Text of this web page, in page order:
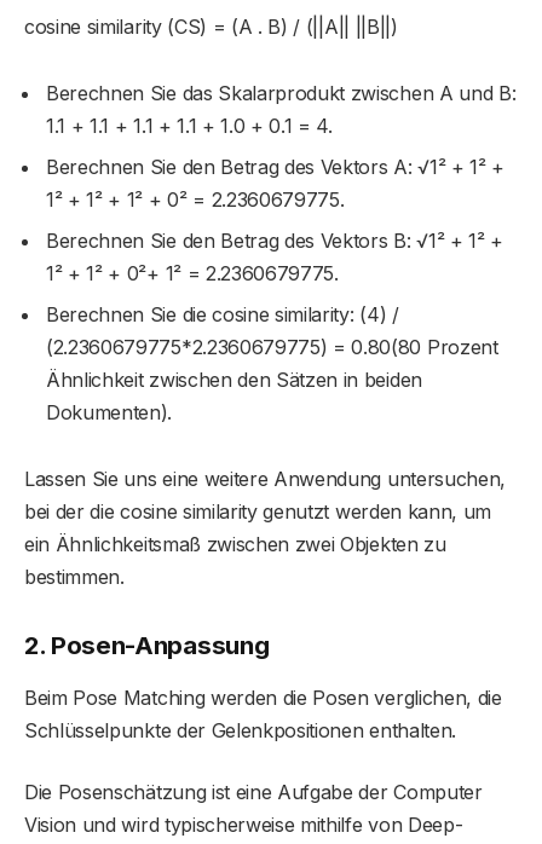
cosine similarity (CS) = (A . B) / (||A|| ||B||)
Berechnen Sie das Skalarprodukt zwischen A und B:
1.1 + 1.1 + 1.1 + 1.1 + 1.0 + 0.1 = 4.
Berechnen Sie den Betrag des Vektors A: √1² + 1² +
1² + 1² + 1² + 0² = 2.2360679775.
Berechnen Sie den Betrag des Vektors B: √1² + 1² +
1² + 1² + 0²+ 1² = 2.2360679775.
Berechnen Sie die cosine similarity: (4) /
(2.2360679775*2.2360679775) = 0.80(80 Prozent
Ähnlichkeit zwischen den Sätzen in beiden
Dokumenten).
Lassen Sie uns eine weitere Anwendung untersuchen,
bei der die cosine similarity genutzt werden kann, um
ein Ähnlichkeitsmaß zwischen zwei Objekten zu
bestimmen.
2. Posen-Anpassung
Beim Pose Matching werden die Posen verglichen, die
Schlüsselpunkte der Gelenkpositionen enthalten.
Die Posenschätzung ist eine Aufgabe der Computer
Vision und wird typischerweise mithilfe von Deep-